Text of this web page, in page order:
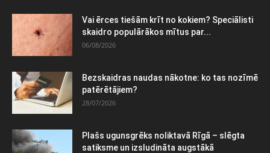
Vai ērces tiešām krīt no kokiem? Speciālisti
skaidro populārākos mītus par...
06/08/2026
Bezskaidras naudas nākotne: ko tas nozīmē
patērētājiem?
28/07/2026
Plašs ugunsgrēks noliktavā Rīgā – slēgta
satiksme un izsludināta augstākā